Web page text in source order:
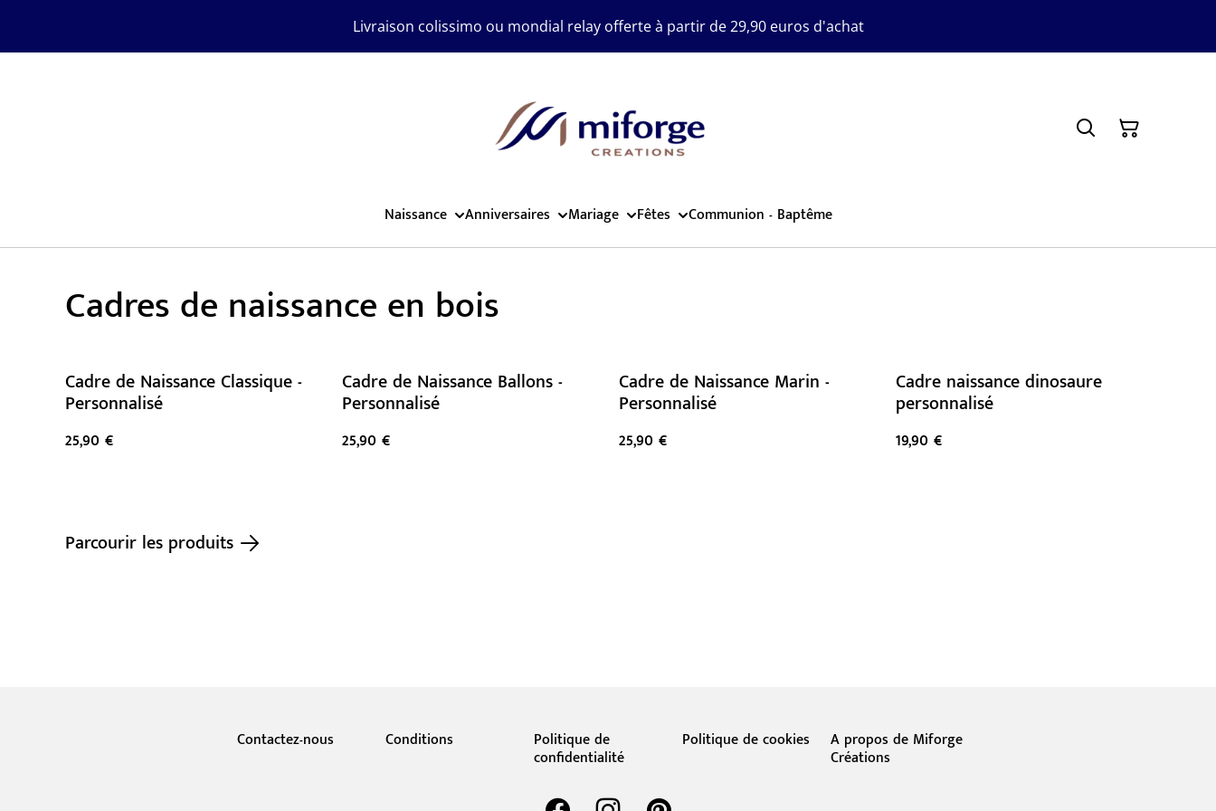
Livraison colissimo ou mondial relay offerte à partir de 29,90 euros d'achat
Naissance Anniversaires Mariage Fêtes Communion - Baptême
Cadres de naissance en bois
Cadre de Naissance Classique -
Personnalisé
25,90 €
Cadre de Naissance Ballons -
Personnalisé
25,90 €
Cadre de Naissance Marin -
Personnalisé
25,90 €
Cadre naissance dinosaure
personnalisé
19,90 €
Parcourir les produits
Contactez-nous Conditions Politique de
confidentialité
Politique de cookies A propos de Miforge
Créations